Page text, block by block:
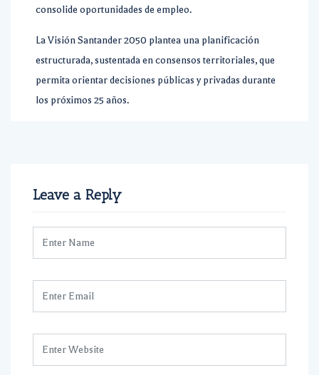
consolide oportunidades de empleo.
La Visión Santander 2050 plantea una planificación
estructurada, sustentada en consensos territoriales, que
permita orientar decisiones públicas y privadas durante
los próximos 25 años.
Leave a Reply